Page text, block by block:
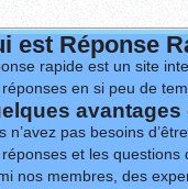
est Réponse
rapide est un site
en si peu de
n’avez pas besoins
réponses et les
nos membres, des